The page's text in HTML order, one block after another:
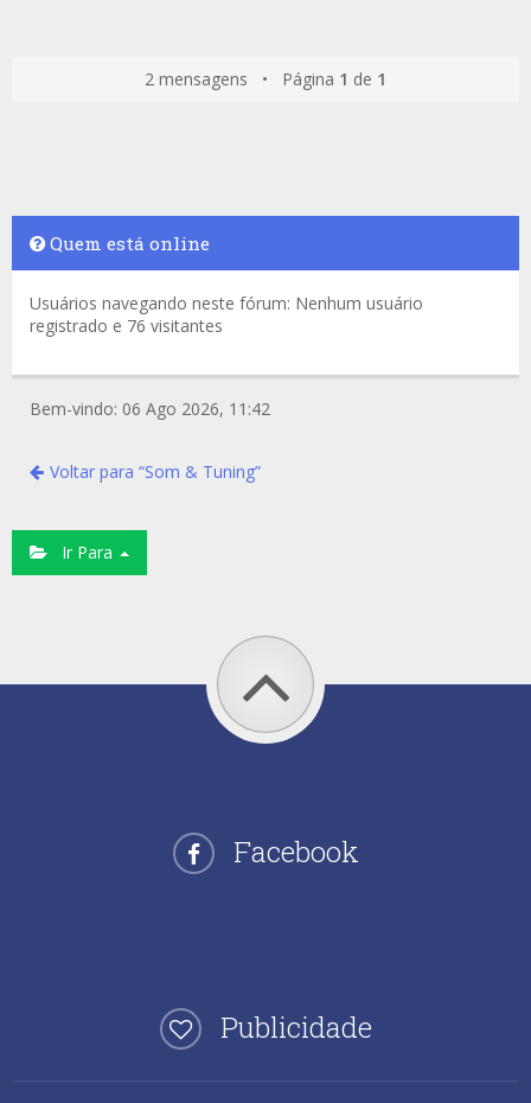
2 mensagens • Página 1 de 1
Quem está online
Usuários navegando neste fórum: Nenhum usuário
registrado e 76 visitantes
Bem-vindo: 06 Ago 2026, 11:42
Voltar para “Som & Tuning”
Ir Para
Facebook
Publicidade